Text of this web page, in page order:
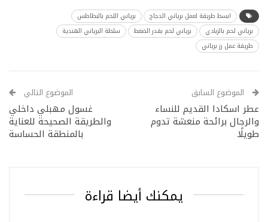
ابسط طريقة لعمل برياني الدجاج
برياني اللحم بالبطاطس
برياني لحم بالزبادي
برياني لحم بقدر الضغط
سلطة البرياني الهندية
طريقة عمل رز برياني
الموضوع السابق
عطر اسكادا القديم للنساء
والرجال برائحة منعشة تدوم
طويلًا
الموضوع التالي
غسول مهبلي داخلي
والطريقة الصحيحة للعناية
بالمنطقة الحساسة
يمكنك أيضا قراءة